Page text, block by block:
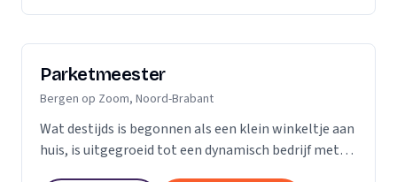
Parketmeester
Bergen op Zoom, Noord-Brabant
Wat destijds is begonnen als een klein winkeltje aan
huis, is uitgegroeid tot een dynamisch bedrijf met